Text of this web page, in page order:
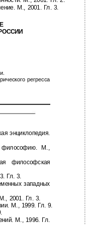
М., 2001. Гл. 3.
регресса
энциклопедия.
философию. М.,
философская
Гл. 3.
западных
2001. Гл. 3.
М., 1999. Гл. 9.
М., 1996. Гл.